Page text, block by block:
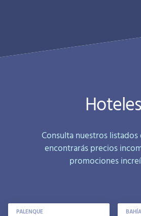
Hoteles
Consulta nuestros
encontrarás precios
promociones
PALENQUE